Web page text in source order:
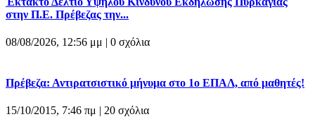
στην Π.Ε. Πρέβεζας την...
08/08/2026, 12:56 μμ | 0 σχόλια
Πρέβεζα: Αντιρατσιστικό μήνυμα στο 1ο ΕΠΑΛ, από μαθητές!
15/10/2015, 7:46 πμ | 20 σχόλια